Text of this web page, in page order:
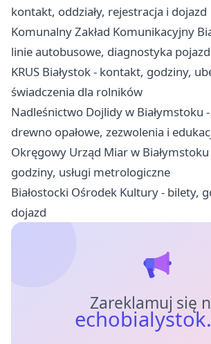
kontakt, oddziały, rejestracja i dojazd
Komunalny Zakład Komunikacyjny
linie autobusowe, diagnostyka
KRUS Białystok - kontakt, godziny,
świadczenia dla rolników
Nadleśnictwo Dojlidy w Białymstoku
drewno opałowe, zezwolenia i
Okręgowy Urząd Miar w
godziny, usługi metrologiczne
Białostocki Ośrodek Kultury - bilety,
dojazd
Zareklamuj się